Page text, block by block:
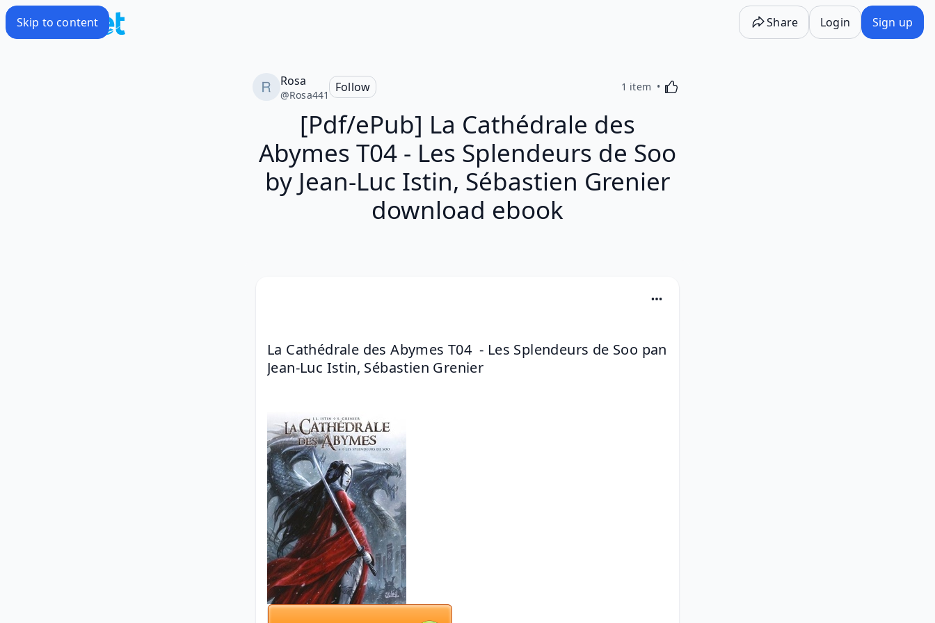
Skip to content Share Login Sign up
Rosa
@Rosa441
Follow 1 item Activating this element will cause content on the
[Pdf/ePub] La Cathédrale des
Abymes T04 - Les Splendeurs de Soo
by Jean-Luc Istin, Sébastien Grenier
download ebook
La Cathédrale des Abymes T04  - Les Splendeurs de Soo pan
Jean-Luc Istin, Sébastien Grenier